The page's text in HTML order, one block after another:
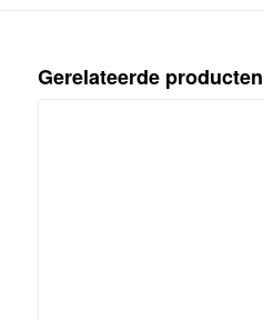
Gerelateerde producten